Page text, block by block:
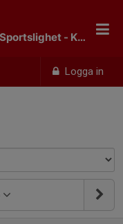
Logga in
Kamratskap - Utveckling - Sportslighet - Klubbkänsla